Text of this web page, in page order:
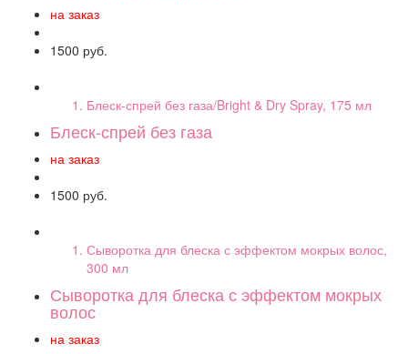
на заказ
1500 руб.
Блеск-спрей без газа/Bright & Dry Spray, 175 мл
Блеск-спрей без газа
на заказ
1500 руб.
Сыворотка для блеска с эффектом мокрых волос,
300 мл
Сыворотка для блеска с эффектом мокрых
волос
на заказ